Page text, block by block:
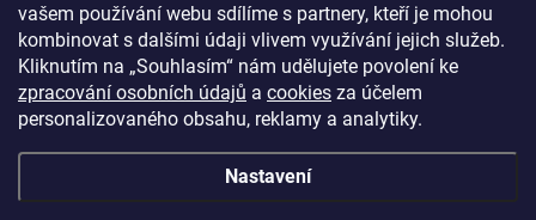
vašem používání webu sdílíme s partnery, kteří je mohou
kombinovat s dalšími údaji vlivem využívání jejich služeb.
Kliknutím na „Souhlasím“ nám udělujete povolení ke
zpracování osobních údajů a cookies za účelem
personalizovaného obsahu, reklamy a analytiky.
Nastavení